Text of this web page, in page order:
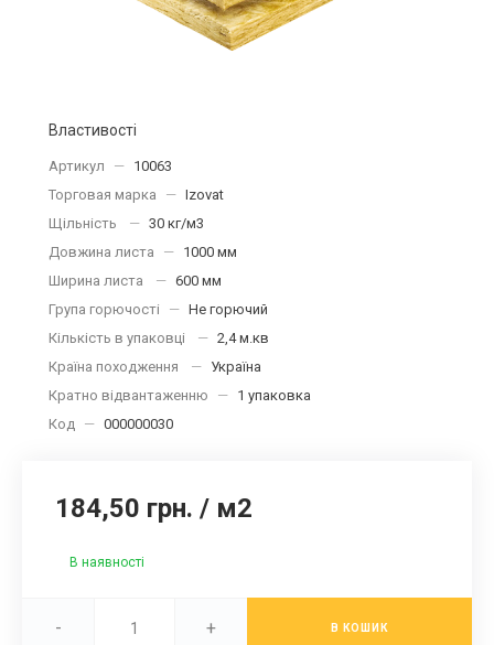
Властивості
Артикул — 10063
Торговая марка
— Izovat
Щільність
— 30 кг/м3
Довжина листа
— 1000 мм
Ширина листа
— 600 мм
Група горючості
— Не горючий
Кількість в упаковці
— 2,4 м.кв
Країна походження
— Україна
Кратно відвантаженню
— 1 упаковка
Код — 000000030
184,50 грн. / м2
В наявності
- + В КОШИК